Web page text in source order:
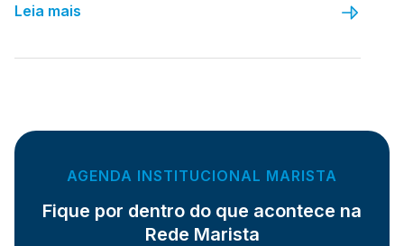
Leia mais
AGENDA INSTITUCIONAL MARISTA
Fique por dentro do que acontece na
Rede Marista